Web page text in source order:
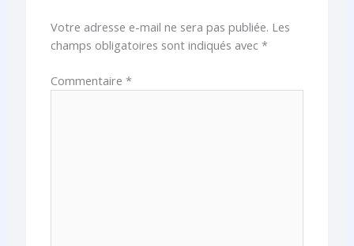
Votre adresse e-mail ne sera pas publiée. Les
champs obligatoires sont indiqués avec*
Commentaire*